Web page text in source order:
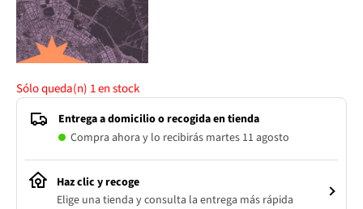
Sólo queda(n) 1en stock
Entrega a domicilio o recogida en tienda
Compra ahora y lo recibirás martes 11 agosto
Haz clic y recoge
Elige una tienda y consulta la entrega más rápida